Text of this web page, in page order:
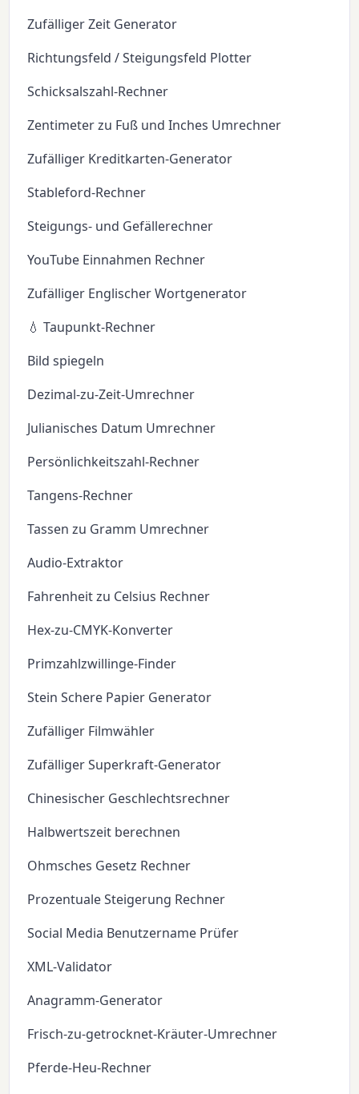
Zufälliger Zeit Generator
Richtungsfeld / Steigungsfeld Plotter
Schicksalszahl-Rechner
Zentimeter zu Fuß und Inches Umrechner
Zufälliger Kreditkarten-Generator
Stableford-Rechner
Steigungs- und Gefällerechner
YouTube Einnahmen Rechner
Zufälliger Englischer Wortgenerator
💧 Taupunkt-Rechner
Bild spiegeln
Dezimal-zu-Zeit-Umrechner
Julianisches Datum Umrechner
Persönlichkeitszahl-Rechner
Tangens-Rechner
Tassen zu Gramm Umrechner
Audio-Extraktor
Fahrenheit zu Celsius Rechner
Hex-zu-CMYK-Konverter
Primzahlzwillinge-Finder
Stein Schere Papier Generator
Zufälliger Filmwähler
Zufälliger Superkraft-Generator
Chinesischer Geschlechtsrechner
Halbwertszeit berechnen
Ohmsches Gesetz Rechner
Prozentuale Steigerung Rechner
Social Media Benutzername Prüfer
XML-Validator
Anagramm-Generator
Frisch-zu-getrocknet-Kräuter-Umrechner
Pferde-Heu-Rechner